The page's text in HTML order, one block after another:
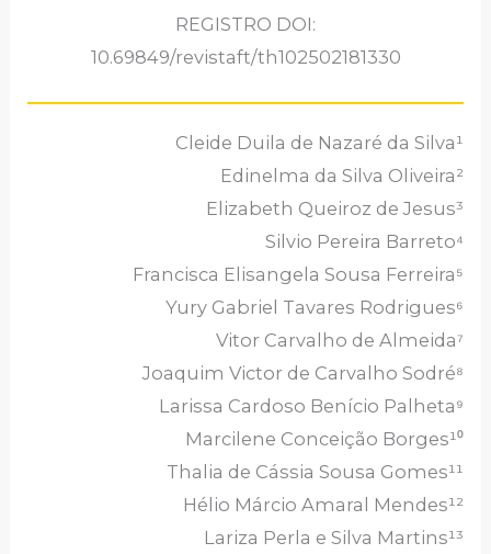
REGISTRO DOI:
10.69849/revistaft/th102502181330
Cleide Duila de Nazaré da Silva¹
Edinelma da Silva Oliveira²
Elizabeth Queiroz de Jesus³
Silvio Pereira Barreto⁴
Francisca Elisangela Sousa Ferreira⁵
Yury Gabriel Tavares Rodrigues⁶
Vitor Carvalho de Almeida⁷
Joaquim Victor de Carvalho Sodré⁸
Larissa Cardoso Benício Palheta⁹
Marcilene Conceição Borges¹⁰
Thalia de Cássia Sousa Gomes¹¹
Hélio Márcio Amaral Mendes¹²
Lariza Perla e Silva Martins¹³